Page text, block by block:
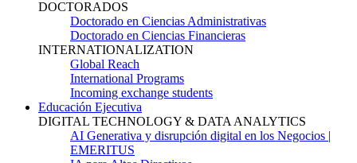
DOCTORADOS
Doctorado en Ciencias Administrativas
Doctorado en Ciencias Financieras
INTERNATIONALIZATION
Global Reach
International Programs
Incoming exchange students
Educación Ejecutiva
DIGITAL TECHNOLOGY & DATA ANALYTICS
AI Generativa y disrupción digital en los Negocios |
EMERITUS